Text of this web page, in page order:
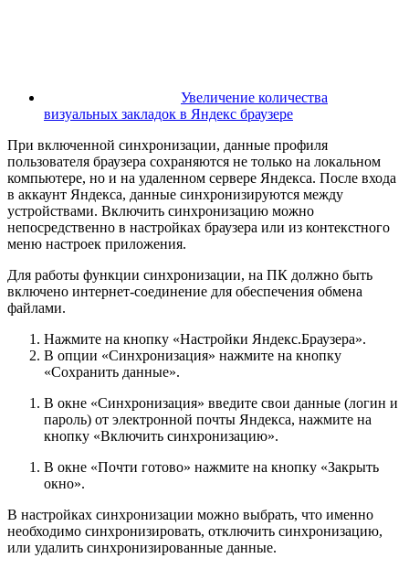
Увеличение количества
визуальных закладок в Яндекс браузере
При включенной синхронизации, данные профиля
пользователя браузера сохраняются не только на локальном
компьютере, но и на удаленном сервере Яндекса. После входа
в аккаунт Яндекса, данные синхронизируются между
устройствами. Включить синхронизацию можно
непосредственно в настройках браузера или из контекстного
меню настроек приложения.
Для работы функции синхронизации, на ПК должно быть
включено интернет-соединение для обеспечения обмена
файлами.
Нажмите на кнопку «Настройки Яндекс.Браузера».
В опции «Синхронизация» нажмите на кнопку
«Сохранить данные».
В окне «Синхронизация» введите свои данные (логин и
пароль) от электронной почты Яндекса, нажмите на
кнопку «Включить синхронизацию».
В окне «Почти готово» нажмите на кнопку «Закрыть
окно».
В настройках синхронизации можно выбрать, что именно
необходимо синхронизировать, отключить синхронизацию,
или удалить синхронизированные данные.